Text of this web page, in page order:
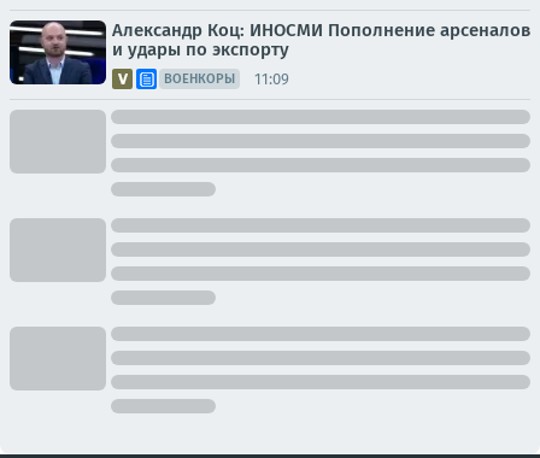
Александр Коц: ИНОСМИ Пополнение арсеналов
и удары по экспорту
ВОЕНКОРЫ 11:09